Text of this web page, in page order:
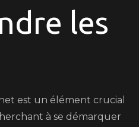
les
est un élément crucial
à se démarquer